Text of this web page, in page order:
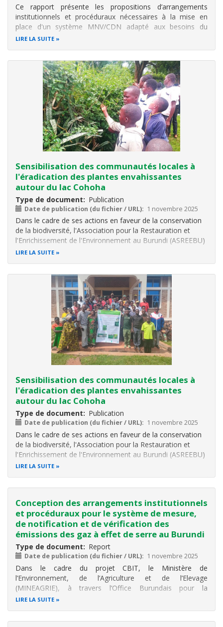
Ce rapport présente les propositions d’arrangements
institutionnels et procéduraux nécessaires à la mise en
place d'un système MNV/CDN adapté aux besoins du
Burundi, en tenant compte des spécificités des différents
LIRE LA SUITE
Sensibilisation des communautés locales à
l'éradication des plantes envahissantes
autour du lac Cohoha
Type de document Publication
Date de publication (du fichier / URL) 1 novembre 2025
Dans le cadre de ses actions en faveur de la conservation
de la biodiversité, l'Association pour la Restauration et
l'Enrichissement de l'Environnement au Burundi (ASREEBU)
a mené une campagne de sensibilisation sur l'éradication
LIRE LA SUITE
Sensibilisation des communautés locales à
l'éradication des plantes envahissantes
autour du lac Cohoha
Type de document Publication
Date de publication (du fichier / URL) 1 novembre 2025
Dans le cadre de ses actions en faveur de la conservation
de la biodiversité, l'Association pour la Restauration et
l'Enrichissement de l'Environnement au Burundi (ASREEBU)
a mené une campagne de sensibilisation sur l'éradication
LIRE LA SUITE
Conception des arrangements institutionnels
et procéduraux pour le système de mesure,
de notification et de vérification des
émissions des gaz à effet de serre au Burundi
Type de document Report
Date de publication (du fichier / URL) 1 novembre 2025
Dans le cadre du projet CBIT, le Ministère de
l’Environnement, de l’Agriculture et de l’Elevage
(MINEAGRIE), à travers l’Office Burundais pour la
Protection de l’Environnement (OBPE), s’est proposé de
LIRE LA SUITE